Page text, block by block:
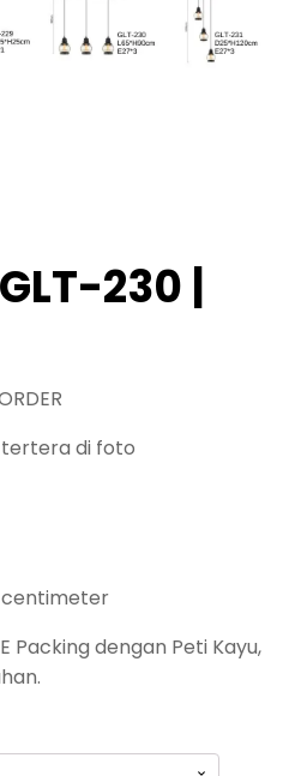
230 |
tertera di foto
centimeter
Packing dengan Peti Kayu,